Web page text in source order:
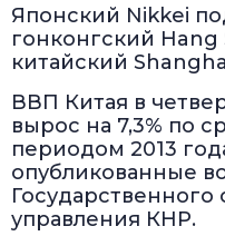
Японский Nikkei
гонконгский Hang
китайский
ВВП Китая в
вырос на 7,3% по
периодом 2013
опубликованные
Государственного
управления КНР.